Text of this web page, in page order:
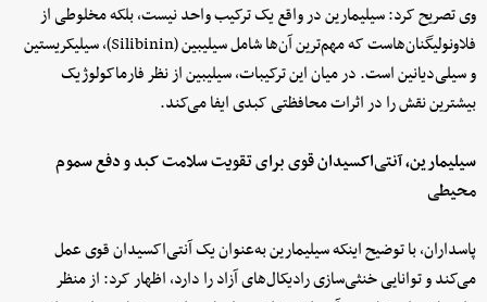
وی تصریح کرد: سیلیمارین در واقع یک ترکیب واحد نیست، بلکه مخلوطی از
فلاونولیگنان‌هاست که مهم‌ترین آن‌ها شامل سیلیبین (Silibinin)، سیلیکریستین
و سیلی‌دیانین است. در میان این ترکیبات، سیلیبین از نظر فارماکولوژیک
بیشترین نقش را در اثرات محافظتی کبدی ایفا می‌کند.
سیلیمارین، آنتی‌اکسیدان قوی برای تقویت سلامت کبد و دفع سموم
محیطی
پاسداران، با توضیح اینکه سیلیمارین به‌عنوان یک آنتی‌اکسیدان قوی عمل
می‌کند و توانایی خنثی‌سازی رادیکال‌های آزاد را دارد، اظهار کرد: از منظر